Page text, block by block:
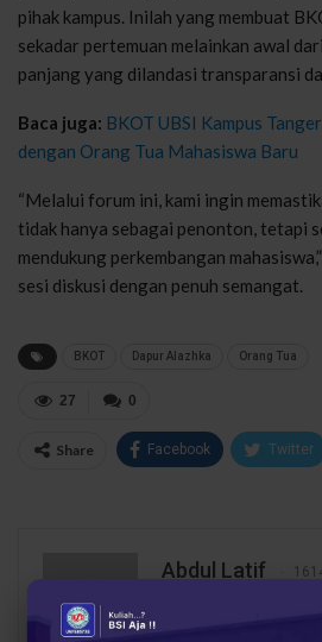
pihak kampus. Inilah yang membuat
sekadar pertemuan melainkan awal
panjang yang dilandasi transparansi
Baca juga: BKOT UBSI Kampus
dengan Orang Tua Mahasiswa Baru
“Melalui forum ini, kami ingin
tidak hanya sebagai penonton, tetapi
mendukung perkembangan
sesi diskusi dengan penuh semangat.
BKOT Dapur Alazhka Orang Tua
0
27
Share Facebook Twitter
Abdul Latif